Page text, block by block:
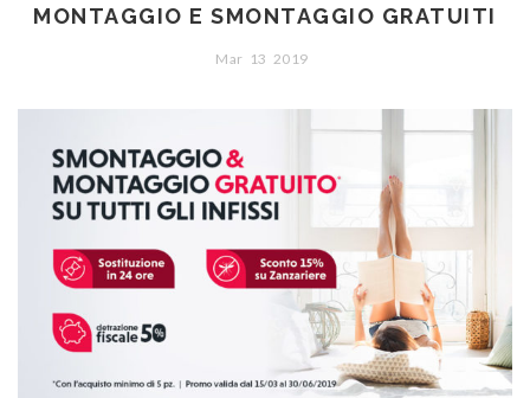
MONTAGGIO E SMONTAGGIO GRATUITI
Mar 13 2019